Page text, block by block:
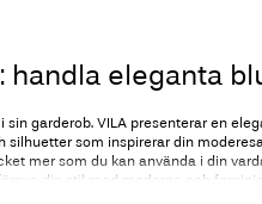
handla eleganta
sin garderob. VILA presenterar en
silhuetter som inspirerar din
mer som du kan använda i din
din stil med moderna och